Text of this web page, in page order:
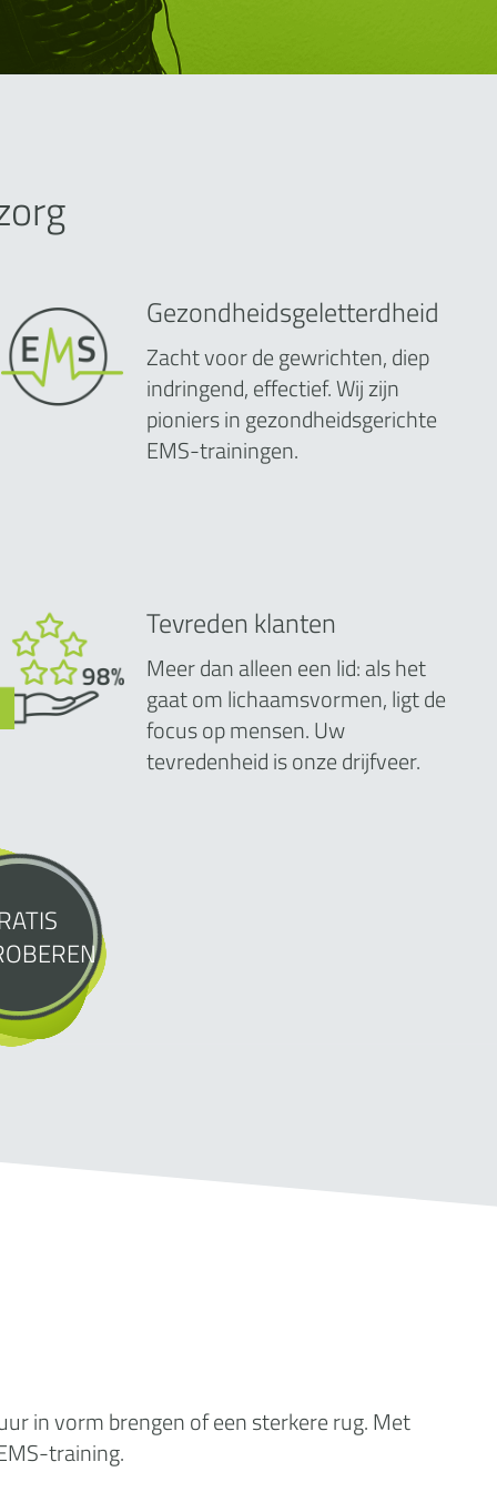
Gezondheidsgeletterdheid
Zacht voor de gewrichten, diep
indringend, effectief. Wij zijn
pioniers in gezondheidsgerichte
EMS-trainingen.
Tevreden klanten
Meer dan alleen een lid: als het
gaat om lichaamsvormen, ligt de
focus op mensen. Uw
tevredenheid is onze drijfveer.
in vorm brengen of een sterkere rug. Met
training.